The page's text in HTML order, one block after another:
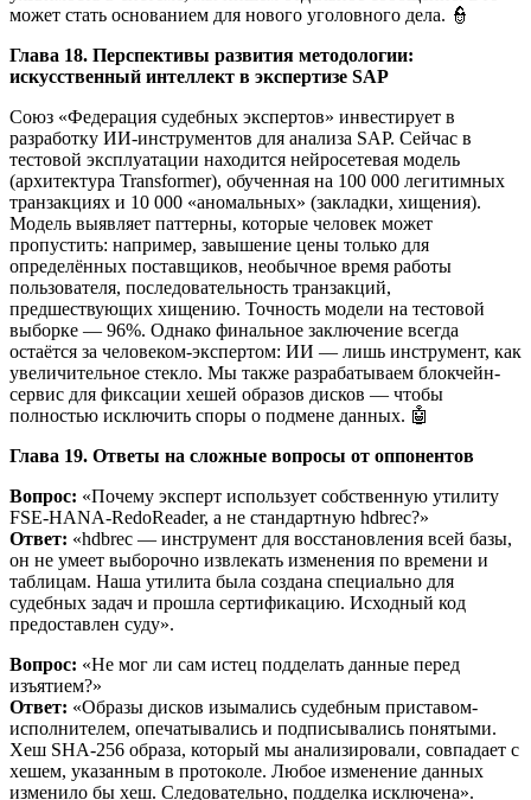
может стать основанием для нового уголовного дела. 👮
Глава 18. Перспективы развития методологии:
искусственный интеллект в экспертизе SAP
Союз «Федерация судебных экспертов» инвестирует в
разработку ИИ-инструментов для анализа SAP. Сейчас в
тестовой эксплуатации находится нейросетевая модель
(архитектура Transformer), обученная на 100 000 легитимных
транзакциях и 10 000 «аномальных» (закладки, хищения).
Модель выявляет паттерны, которые человек может
пропустить: например, завышение цены только для
определённых поставщиков, необычное время работы
пользователя, последовательность транзакций,
предшествующих хищению. Точность модели на тестовой
выборке — 96%. Однако финальное заключение всегда
остаётся за человеком-экспертом: ИИ — лишь инструмент, как
увеличительное стекло. Мы также разрабатываем блокчейн-
сервис для фиксации хешей образов дисков — чтобы
полностью исключить споры о подмене данных. 🤖
Глава 19. Ответы на сложные вопросы от оппонентов
Вопрос: «Почему эксперт использует собственную утилиту
FSE-HANA-RedoReader, а не стандартную hdbrec?»
Ответ: «hdbrec — инструмент для восстановления всей базы,
он не умеет выборочно извлекать изменения по времени и
таблицам. Наша утилита была создана специально для
судебных задач и прошла сертификацию. Исходный код
предоставлен суду».
Вопрос: «Не мог ли сам истец подделать данные перед
изъятием?»
Ответ: «Образы дисков изымались судебным приставом-
исполнителем, опечатывались и подписывались понятыми.
Хеш SHA-256 образа, который мы анализировали, совпадает с
хешем, указанным в протоколе. Любое изменение данных
изменило бы хеш. Следовательно, подделка исключена».